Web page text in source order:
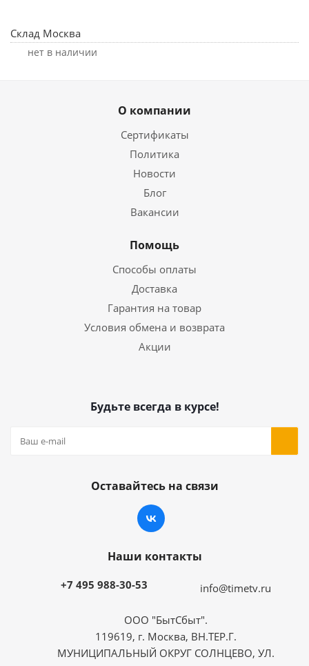
Склад Москва
Нет в наличии
О компании
Сертификаты
Политика
Новости
Блог
Вакансии
Помощь
Способы оплаты
Доставка
Гарантия на товар
Условия обмена и возврата
Акции
Будьте всегда в курсе!
Оставайтесь на связи
Наши контакты
+7 495 988-30-53 info@timetv.ru
ООО "БытСбыт".
119619, г. Москва, ВН.ТЕР.Г.
МУНИЦИПАЛЬНЫЙ ОКРУГ СОЛНЦЕВО, УЛ.